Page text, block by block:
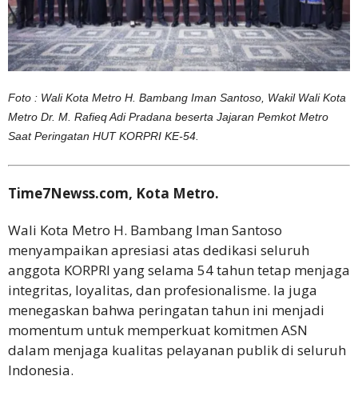
Foto : Wali Kota Metro H. Bambang Iman Santoso, Wakil Wali Kota
Metro Dr. M. Rafieq Adi Pradana beserta Jajaran Pemkot Metro
Saat Peringatan HUT KORPRI KE-54.
Time7Newss.com, Kota Metro.
Wali Kota Metro H. Bambang Iman Santoso
menyampaikan apresiasi atas dedikasi seluruh
anggota KORPRI yang selama 54 tahun tetap menjaga
integritas, loyalitas, dan profesionalisme. Ia juga
menegaskan bahwa peringatan tahun ini menjadi
momentum untuk memperkuat komitmen ASN
dalam menjaga kualitas pelayanan publik di seluruh
Indonesia.